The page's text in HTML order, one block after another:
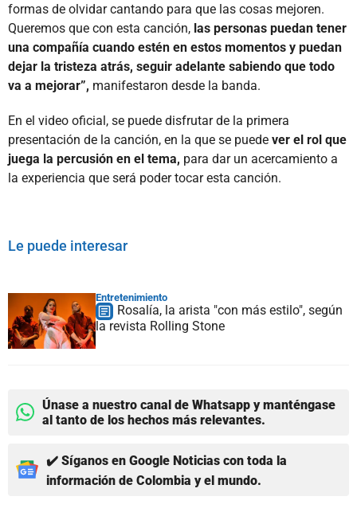
formas de olvidar cantando para que las cosas mejoren.
Queremos que con esta canción, las personas puedan tener
una compañía cuando estén en estos momentos y puedan
dejar la tristeza atrás, seguir adelante sabiendo que todo
va a mejorar”, manifestaron desde la banda.
En el video oficial, se puede disfrutar de la primera
presentación de la canción, en la que se puede ver el rol que
juega la percusión en el tema, para dar un acercamiento a
la experiencia que será poder tocar esta canción.
Le puede interesar
Entretenimiento
Rosalía, la arista "con más estilo", según
la revista Rolling Stone
Únase a nuestro canal de Whatsapp y manténgase
al tanto de los hechos más relevantes.
✔️ Síganos en Google Noticias con toda la
información de Colombia y el mundo.